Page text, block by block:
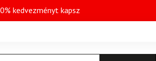
kedvezményt kapsz